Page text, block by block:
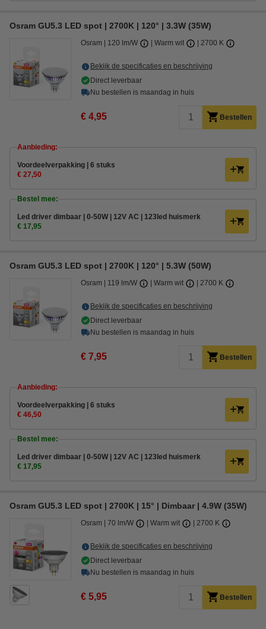
Osram GU5.3 LED spot | 2700K | 120° | 3.3W (35W)
Osram 120 lm/W Warm wit 2700 K
Bekijk de specificaties en beschrijving
Direct leverbaar
Nu bestellen is maandag in huis
€ 4,95 Bestellen
Aanbieding:
Voordeelverpakking | 6 stuks
€ 27,50
Bestel mee:
Led driver dimbaar | 0-50W | 12V AC | 123led huismerk
€ 17,95
Osram GU5.3 LED spot | 2700K | 120° | 5.3W (50W)
Osram 119 lm/W Warm wit 2700 K
Bekijk de specificaties en beschrijving
Direct leverbaar
Nu bestellen is maandag in huis
€ 7,95 Bestellen
Aanbieding:
Voordeelverpakking | 6 stuks
€ 46,50
Bestel mee:
Led driver dimbaar | 0-50W | 12V AC | 123led huismerk
€ 17,95
Osram GU5.3 LED spot | 2700K | 15° | Dimbaar | 4.9W (35W)
Osram 70 lm/W Warm wit 2700 K
Bekijk de specificaties en beschrijving
Direct leverbaar
Nu bestellen is maandag in huis
€ 5,95 Bestellen